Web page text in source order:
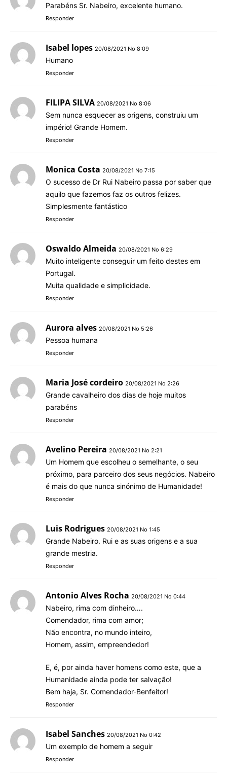
Parabéns Sr. Nabeiro, excelente humano.
Responder
Isabel lopes 20/08/2021 No 8:09
Humano
Responder
FILIPA SILVA 20/08/2021 No 8:06
Sem nunca esquecer as origens, construiu um
império! Grande Homem.
Responder
Monica Costa 20/08/2021 No 7:15
O sucesso de Dr Rui Nabeiro passa por saber que
aquilo que fazemos faz os outros felizes.
Simplesmente fantástico
Responder
Oswaldo Almeida 20/08/2021 No 6:29
Muito inteligente conseguir um feito destes em
Portugal.
Muita qualidade e simplicidade.
Responder
Aurora alves 20/08/2021 No 5:26
Pessoa humana
Responder
Maria José cordeiro 20/08/2021 No 2:26
Grande cavalheiro dos dias de hoje muitos
parabéns
Responder
Avelino Pereira 20/08/2021 No 2:21
Um Homem que escolheu o semelhante, o seu
próximo, para parceiro dos seus negócios. Nabeiro
é mais do que nunca sinónimo de Humanidade!
Responder
Luis Rodrigues 20/08/2021 No 1:45
Grande Nabeiro. Rui e as suas origens e a sua
grande mestria.
Responder
Antonio Alves Rocha 20/08/2021 No 0:44
Nabeiro, rima com dinheiro….
Comendador, rima com amor;
Não encontra, no mundo inteiro,
Homem, assim, empreendedor!
E, é, por ainda haver homens como este, que a
Humanidade ainda pode ter salvação!
Bem haja, Sr. Comendador-Benfeitor!
Responder
Isabel Sanches 20/08/2021 No 0:42
Um exemplo de homem a seguir
Responder